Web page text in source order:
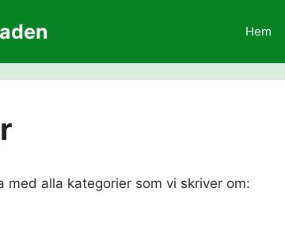
Hem
med alla kategorier som vi skriver om: